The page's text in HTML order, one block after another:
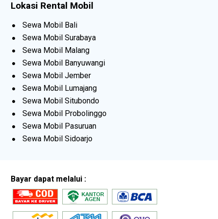
Lokasi Rental Mobil
Sewa Mobil Bali
Sewa Mobil Surabaya
Sewa Mobil Malang
Sewa Mobil Banyuwangi
Sewa Mobil Jember
Sewa Mobil Lumajang
Sewa Mobil Situbondo
Sewa Mobil Probolinggo
Sewa Mobil Pasuruan
Sewa Mobil Sidoarjo
Bayar dapat melalui :